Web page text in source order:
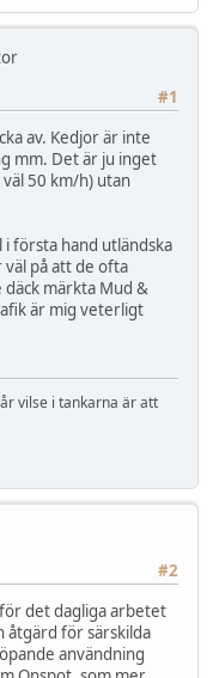
#1
av. Kedjor är inte
mm. Det är ju inget
50 km/h) utan
första hand utländska
på att de ofta
märkta Mud &
är mig veterligt
vilse i tankarna är att
#2
det dagliga arbetet
åtgärd för särskilda
användning